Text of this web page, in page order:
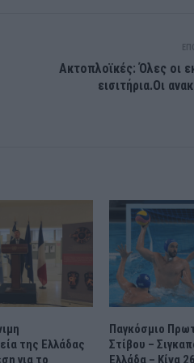
Ακτοπλοϊκές: Όλες οι
εισιτήρια.Οι
της Ελλάδας
για το
Παγκόσμιο
Στίβου –
Ελλάδα – Κίνα